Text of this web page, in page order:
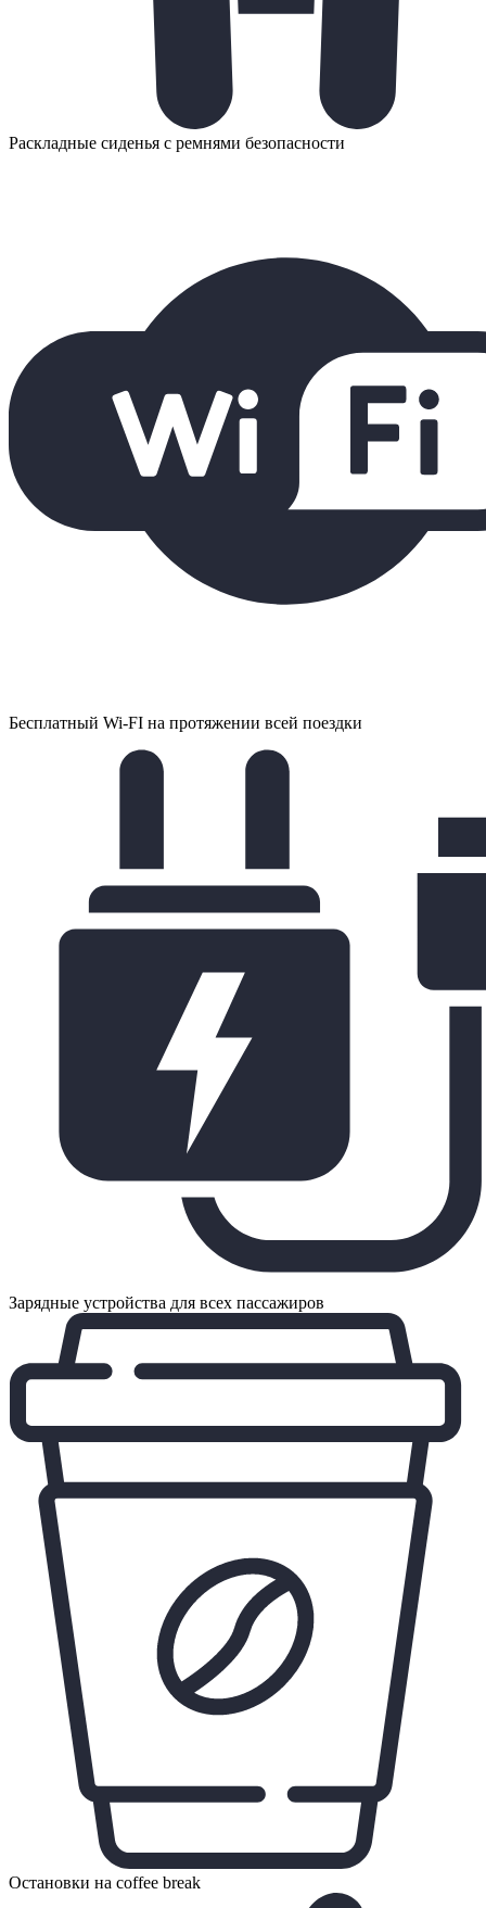
Раскладные сиденья с ремнями безопасности
Бесплатный Wi-FI на протяжении всей поездки
Зарядные устройства для всех пассажиров
Остановки на coffee break